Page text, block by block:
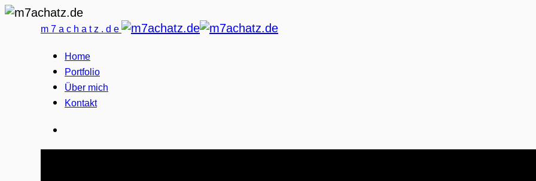
m7achatz.de
Home
Portfolio
Über mich
Kontakt